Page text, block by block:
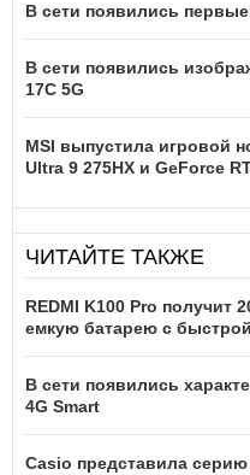
В сети появились
В сети появились
17C 5G
MSI выпустила игровой
Ultra 9 275HX и GeForce
ЧИТАЙТЕ ТАКЖЕ
REDMI K100 Pro получит
емкую батарею с
В сети появились
4G Smart
Casio представила